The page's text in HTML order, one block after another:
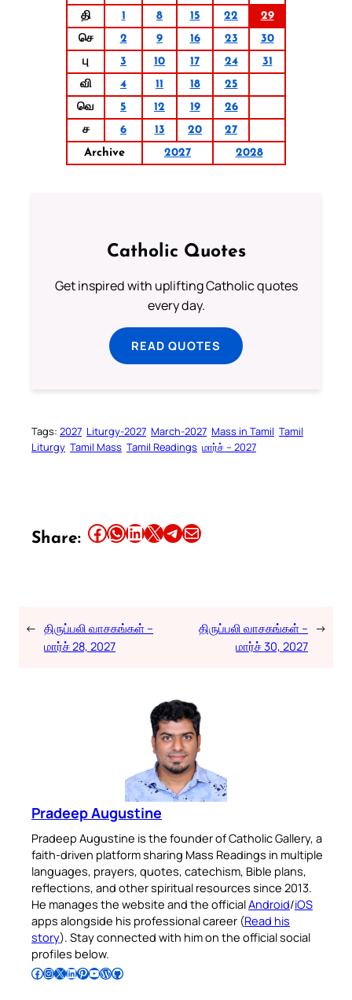
தி
1 8 15 22
29
செ
2 9 16 23
30
பு
3 10 17 24
31
வி
4 11 18
25
வெ
5 12 19
26
ச
6 13 20
27
Archive
2027 2028
Catholic Quotes
Get inspired with uplifting Catholic quotes
every day.
READ QUOTES
Tags: 2027 Liturgy-2027 March-2027 Mass in Tamil Tamil
Liturgy Tamil Mass Tamil Readings மார்ச் – 2027
Share: Share this article on Facebook Share this article on WhatsApp Share this article on LinkedIn Share this article on X Share this article on TelegramEmail this Article
← திருப்பலி வாசகங்கள் –
மார்ச் 28, 2027
திருப்பலி வாசகங்கள் –
மார்ச் 30, 2027
→
Pradeep Augustine
Pradeep Augustine is the founder of Catholic Gallery, a
faith-driven platform sharing Mass Readings in multiple
languages, prayers, quotes, catechism, Bible plans,
reflections, and other spiritual resources since 2013.
He manages the website and the officialAndroid/iOS
apps alongside his professional career (Read his
story). Stay connected with him on the official social
profiles below.
Follow Pradeep on Facebook Follow Pradeep on InstagramFollow Pradeep on X Follow Pradeep on LinkedIn Follow Pradeep on Pinterest Subscribe to Pradeep’s Youtube Channel Follow Pradeep on WordPress Follow Pradeep on GitHub